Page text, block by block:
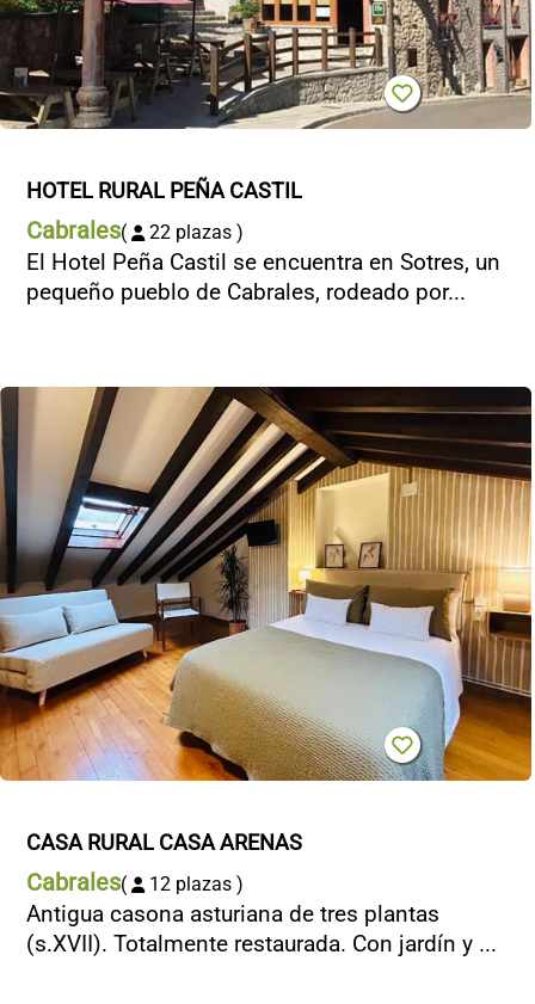
HOTEL RURAL PEÑA CASTIL
Cabrales( 22 plazas )
El Hotel Peña Castil se encuentra en Sotres, un
pequeño pueblo de Cabrales, rodeado por...
CASA RURAL CASA ARENAS
Cabrales( 12 plazas )
Antigua casona asturiana de tres plantas
(s.XVII). Totalmente restaurada. Con jardín y ...